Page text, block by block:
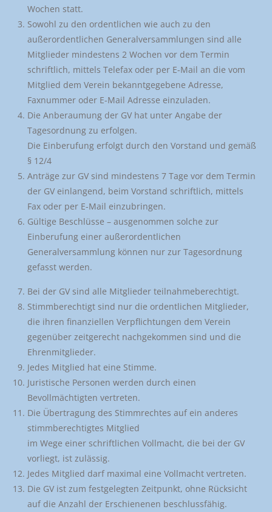
Wochen statt.
Sowohl zu den ordentlichen wie auch zu den
außerordentlichen Generalversammlungen sind alle
Mitglieder mindestens 2 Wochen vor dem Termin
schriftlich, mittels Telefax oder per E-Mail an die vom
Mitglied dem Verein bekanntgegebene Adresse,
Faxnummer oder E-Mail Adresse einzuladen.
Die Anberaumung der GV hat unter Angabe der
Tagesordnung zu erfolgen.
Die Einberufung erfolgt durch den Vorstand und gemäß
§ 12/4
Anträge zur GV sind mindestens 7 Tage vor dem Termin
der GV einlangend, beim Vorstand schriftlich, mittels
Fax oder per E-Mail einzubringen.
Gültige Beschlüsse – ausgenommen solche zur
Einberufung einer außerordentlichen
Generalversammlung können nur zur Tagesordnung
gefasst werden.
Bei der GV sind alle Mitglieder teilnahmeberechtigt.
Stimmberechtigt sind nur die ordentlichen Mitglieder,
die ihren finanziellen Verpflichtungen dem Verein
gegenüber zeitgerecht nachgekommen sind und die
Ehrenmitglieder.
Jedes Mitglied hat eine Stimme.
Juristische Personen werden durch einen
Bevollmächtigten vertreten.
Die Übertragung des Stimmrechtes auf ein anderes
stimmberechtigtes Mitglied
im Wege einer schriftlichen Vollmacht, die bei der GV
vorliegt, ist zulässig.
Jedes Mitglied darf maximal eine Vollmacht vertreten.
Die GV ist zum festgelegten Zeitpunkt, ohne Rücksicht
auf die Anzahl der Erschienenen beschlussfähig.